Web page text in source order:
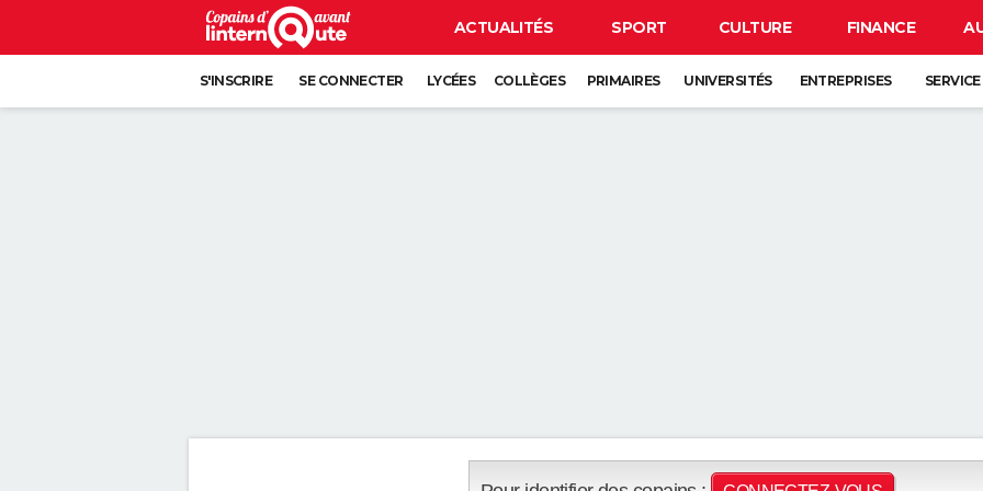
ACTUALITÉS SPORT CULTURE FINANCE
S'INSCRIRE SE CONNECTER LYCÉES COLLÈGES PRIMAIRES UNIVERSITÉS ENTREPRISES